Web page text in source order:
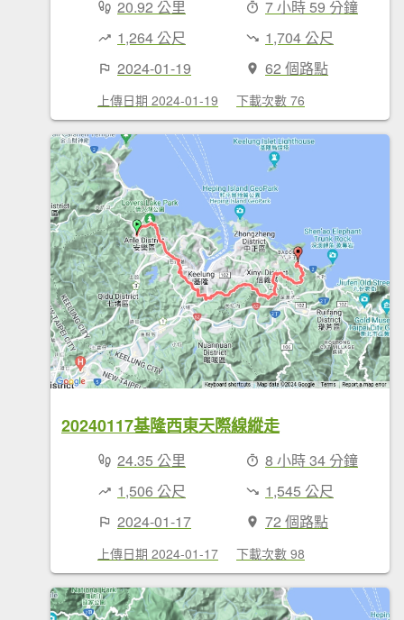
20.92 公里
7 小時 59 分鐘
1,264 公尺
1,704 公尺
2024-01-19
62 個路點
上傳日期 2024-01-19 下載次數 76
20240117基隆西東天際線縱走
24.35 公里
8 小時 34 分鐘
1,506 公尺
1,545 公尺
2024-01-17
72 個路點
上傳日期 2024-01-17 下載次數 98